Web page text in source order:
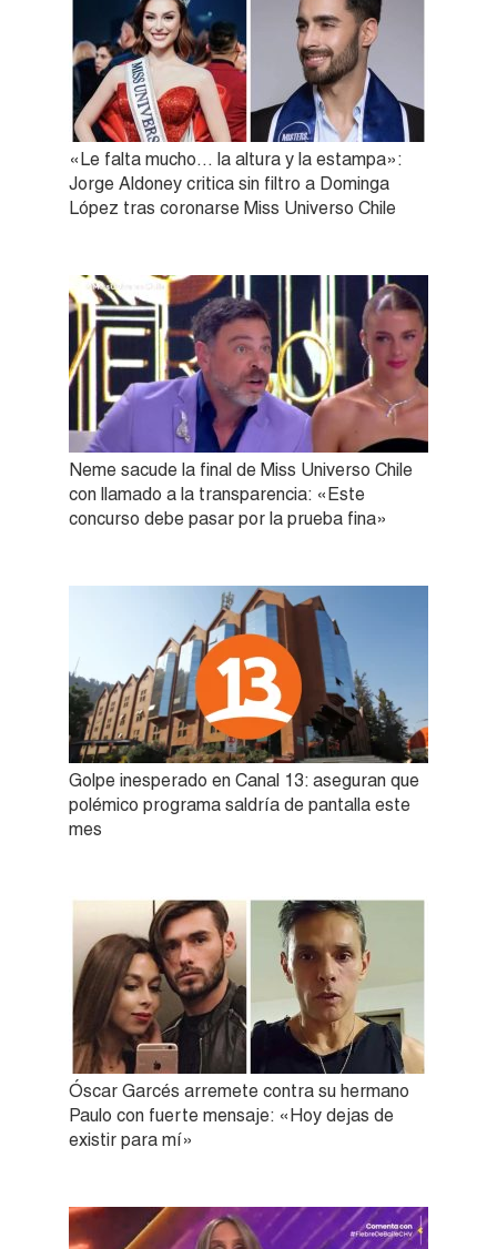
«Le falta mucho… la altura y la estampa»:
Jorge Aldoney critica sin filtro a Dominga
López tras coronarse Miss Universo Chile
Neme sacude la final de Miss Universo Chile
con llamado a la transparencia: «Este
concurso debe pasar por la prueba fina»
Golpe inesperado en Canal 13: aseguran que
polémico programa saldría de pantalla este
mes
Óscar Garcés arremete contra su hermano
Paulo con fuerte mensaje: «Hoy dejas de
existir para mí»